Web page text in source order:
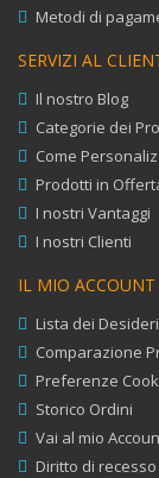
Metodi di
SERVIZI AL
Il nostro Blog
Categorie dei
Come
Prodotti in
I nostri Vantaggi
I nostri Clienti
IL MIO ACCOUNT
Lista dei Desideri
Comparazione
Preferenze
Storico Ordini
Vai al mio
Diritto di recesso